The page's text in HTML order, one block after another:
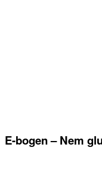
E-bogen – Nem